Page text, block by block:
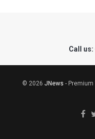
Call us:
© 2026 JNews -